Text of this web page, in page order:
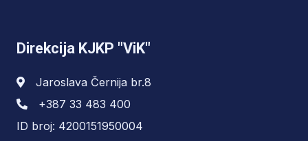
Direkcija KJKP "ViK"
Jaroslava Černija br.8
+387 33 483 400
ID broj: 4200151950004